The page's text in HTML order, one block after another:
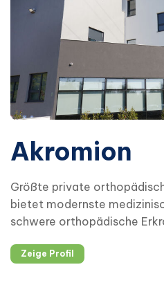
Akromion
Größte private
bietet modernste
schwere orthopädische
Zeige Profil